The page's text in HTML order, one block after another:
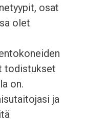
osat
olet
todistukset
on.
ja